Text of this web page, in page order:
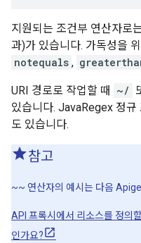
지원되는 조건부 연산자로
과)가 있습니다. 가독성을
notequals ,
URI 경로로 작업할 때 ~/
있습니다. JavaRegex 정
도 있습니다.
참고
~~ 연산자의 예시는 다음
API 프록시에서 리소스를 정의
인가요?